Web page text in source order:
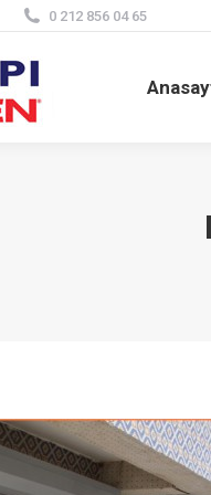
0 212 856 04 65